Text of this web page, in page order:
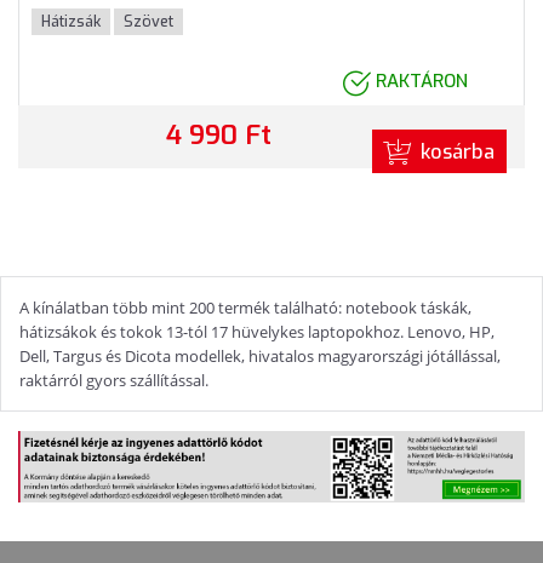
Hátizsák Szövet
RAKTÁRON
4 990 Ft kosárba
A kínálatban több mint 200 termék található: notebook táskák,
hátizsákok és tokok 13-tól 17 hüvelykes laptopokhoz. Lenovo, HP,
Dell, Targus és Dicota modellek, hivatalos magyarországi jótállással,
raktárról gyors szállítással.